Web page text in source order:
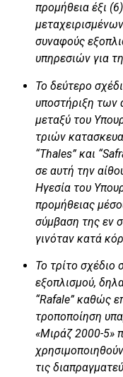
προμήθεια έξι
συναφούς
υπηρεσιών για
Το δεύτερο
υποστήριξη των
μεταξύ του
τριών
“Thales” και “
σε αυτή την
Ηγεσία του
προμήθειας
σύμβαση της εν
γινόταν κατά
Το τρίτο
εξοπλισμού,
“Rafale” καθώς
τροποποίηση
«Μιράζ 2000-5»
τις